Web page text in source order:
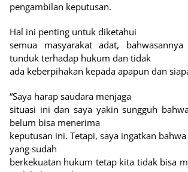
pengambilan keputusan.
Hal ini penting untuk diketahui
semua masyarakat adat,
tunduk terhadap hukum dan tidak
ada keberpihakan kepada apapun dan
“Saya harap saudara menjaga
situasi ini dan saya yakin sungguh
belum bisa menerima
keputusan ini. Tetapi, saya ingatkan
yang sudah
berkekuatan hukum tetap kita tidak bisa